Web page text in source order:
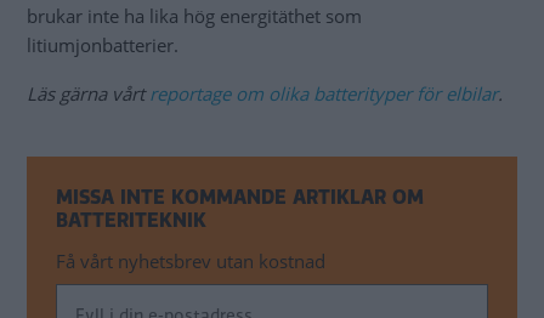
brukar inte ha lika hög energitäthet som
litiumjonbatterier.
Läs gärna vårt reportage om olika batterityper för elbilar.
MISSA INTE KOMMANDE ARTIKLAR OM
BATTERITEKNIK
Få vårt nyhetsbrev utan kostnad